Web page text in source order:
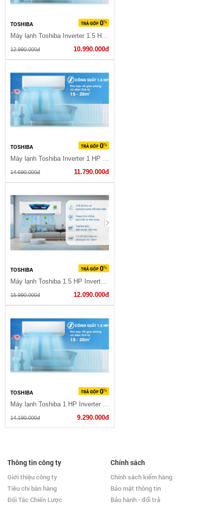
TOSHIBA
Máy lạnh Toshiba Inverter 1.5 HP RAS-H13C3KCVG-V
12.990.000đ 10.990.000đ
TOSHIBA
Máy lạnh Toshiba Inverter 1 HP RAS-H10E2KCVG-V 2023
14.690.000đ 11.790.000đ
TOSHIBA
Máy lạnh Toshiba 1.5 HP Inverter RAS-H13C4KCVG-V
15.990.000đ 12.090.000đ
TOSHIBA
Máy lạnh Toshiba 1 HP Inverter RAS-H10C4KCVG-V 2023
14.190.000đ 9.290.000đ
Thông tin công ty
Giới thiệu công ty
Tiêu chí bán hàng
Đối Tác Chiến Lược
Chính sách
Chính sách kiểm hàng
Bảo mật thông tin
Bảo hành - đổi trả